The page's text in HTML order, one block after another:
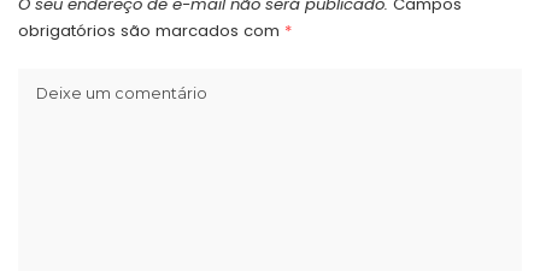
O seu endereço de e-mail não será publicado. Campos
obrigatórios são marcados com *